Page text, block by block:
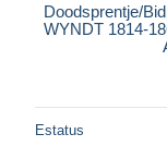
Doodsprentje/
WYNDT 1814-
Estatus